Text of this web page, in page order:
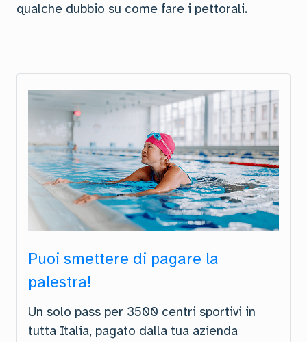
qualche dubbio su come fare i pettorali.
Puoi smettere di pagare la
palestra!
Un solo pass per 3500 centri sportivi in
tutta Italia, pagato dalla tua azienda